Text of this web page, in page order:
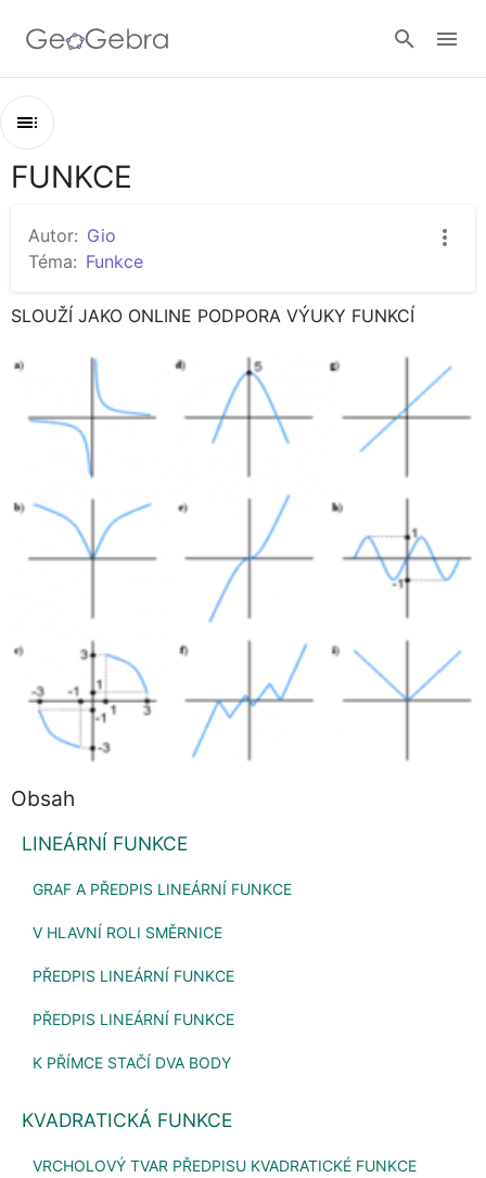
Google Classroom
Osnova
LINEÁRNÍ FUNKCE
FUNKCE
Autor: Gio
Téma: Funkce
SLOUŽÍ JAKO ONLINE PODPORA VÝUKY FUNKCÍ
Obsah
LINEÁRNÍ FUNKCE
GRAF A PŘEDPIS LINEÁRNÍ FUNKCE
V HLAVNÍ ROLI SMĚRNICE
PŘEDPIS LINEÁRNÍ FUNKCE
PŘEDPIS LINEÁRNÍ FUNKCE
K PŘÍMCE STAČÍ DVA BODY
KVADRATICKÁ FUNKCE
VRCHOLOVÝ TVAR PŘEDPISU KVADRATICKÉ FUNKCE